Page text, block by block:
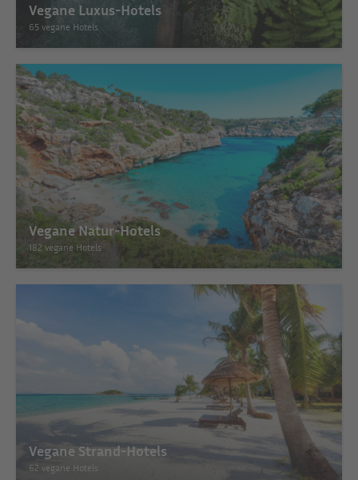
Vegane Luxus-Hotels
65 vegane Hotels
Vegane Natur-Hotels
182 vegane Hotels
Vegane Strand-Hotels
62 vegane Hotels